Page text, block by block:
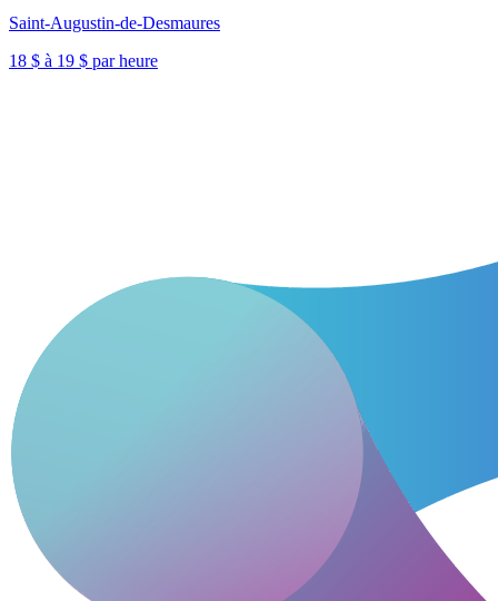
Saint-Augustin-de-Desmaures
18 $ à 19 $ par heure